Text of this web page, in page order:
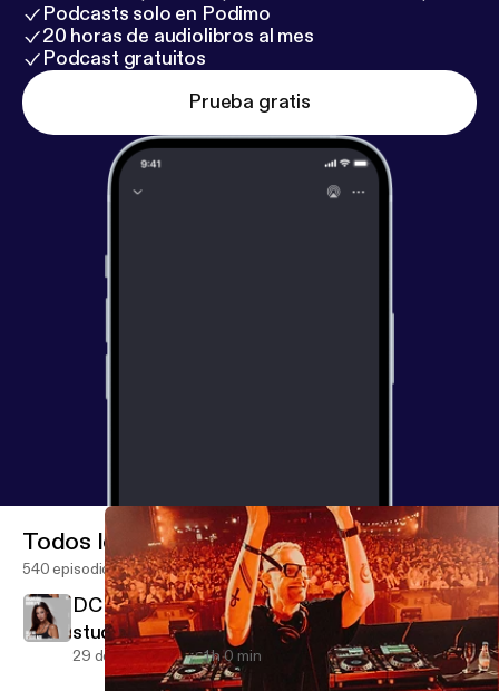
Podcasts solo en Podimo
20 horas de audiolibros al mes
Podcast gratuitos
Prueba gratis
Todos los episodios
540 episodios
DCR834 – Drumcode Radio Live - Selena
studio mix recorded in Barcelona
29 de jul de 2026 1 h 0 min